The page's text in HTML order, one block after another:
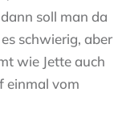
soll man da
schwierig, aber
wie Jette auch
einmal vom